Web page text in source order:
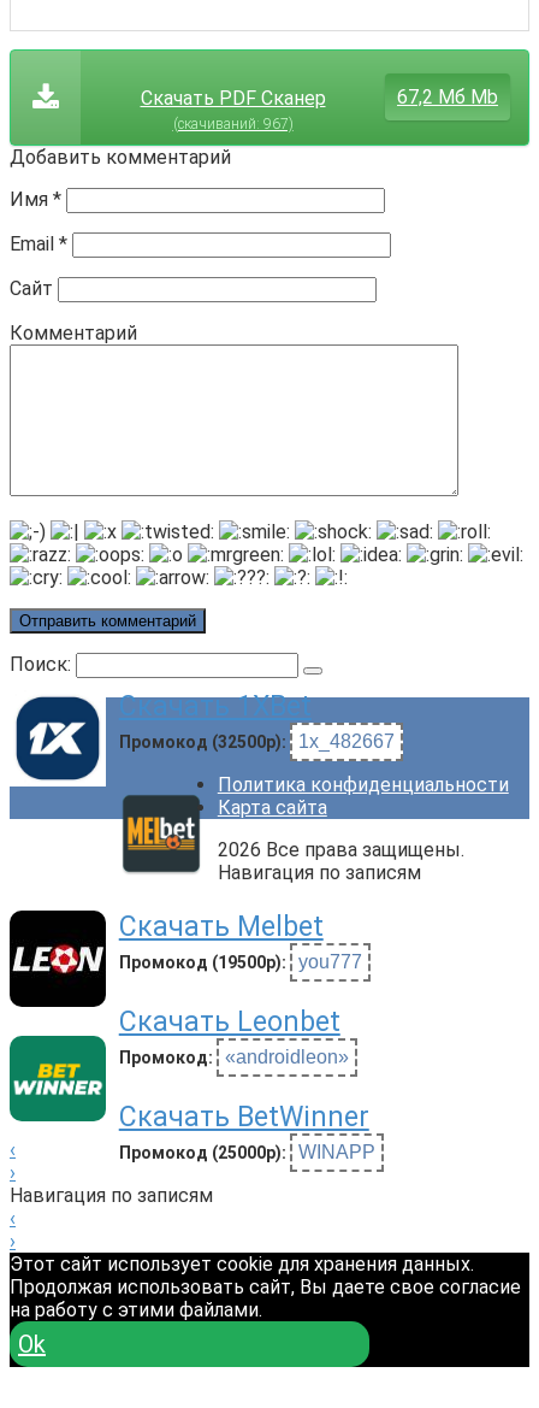
Скачать PDF Сканер
(cкачиваний: 967)
67,2 Мб Mb
Добавить комментарий
Имя *
Email *
Сайт
Комментарий
Поиск:
Скачать 1XBet
Промокод (32500р): 1x_482667
Скачать Melbet
Промокод (19500р): you777
Скачать Leonbet
Промокод: «androidleon»
Скачать BetWinner
Промокод (25000р): WINAPP
Политика конфиденциальности
Карта сайта
2026 Все права защищены.
Навигация по записям
‹
›
Навигация по записям
‹
›
Этот сайт использует cookie для хранения данных.
Продолжая использовать сайт, Вы даете свое согласие
на работу с этими файлами.
Ok